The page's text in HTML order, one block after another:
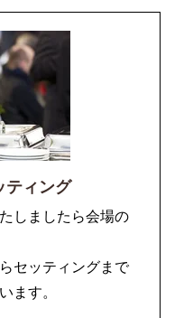
ティング
しましたら会場の
セッティングまで
ます。